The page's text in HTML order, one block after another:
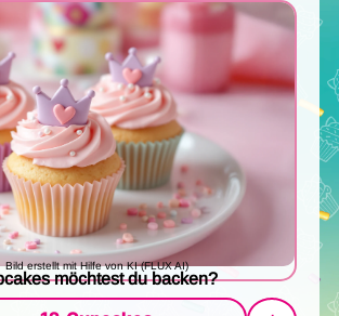
Bild erstellt mit Hilfe von KI (FLUX AI)
möchtest du backen?